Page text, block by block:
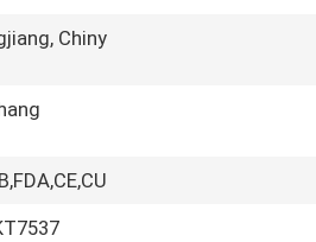
Chiny